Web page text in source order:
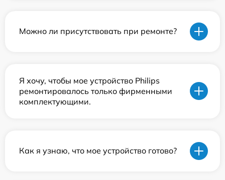
Можно ли присутствовать при ремонте?
Я хочу, чтобы мое устройство Philips
ремонтировалось только фирменными
комплектующими.
Как я узнаю, что мое устройство готово?